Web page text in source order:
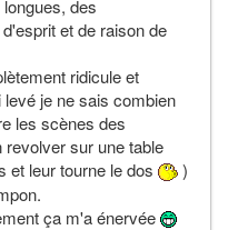
des
et de raison de
ridicule et
je ne sais combien
les scènes des
sur une table
et leur tourne le dos
)
ça m'a énervée